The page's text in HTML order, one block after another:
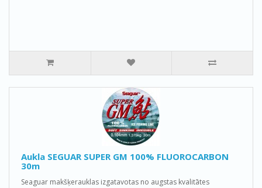
Aukla SEGUAR SUPER GM 100% FLUOROCARBON
30m
Seaguar makšķerauklas izgatavotas no augstas kvalitātes